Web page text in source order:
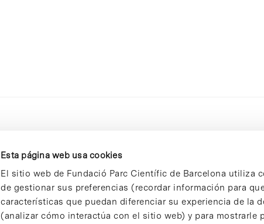
Esta página web usa cookies
El sitio web de Fundació Parc Científic de Barcelona utiliza
de gestionar sus preferencias (recordar información para
características que puedan diferenciar su experiencia de la
(analizar cómo interactúa con el sitio web) y para mostrarle